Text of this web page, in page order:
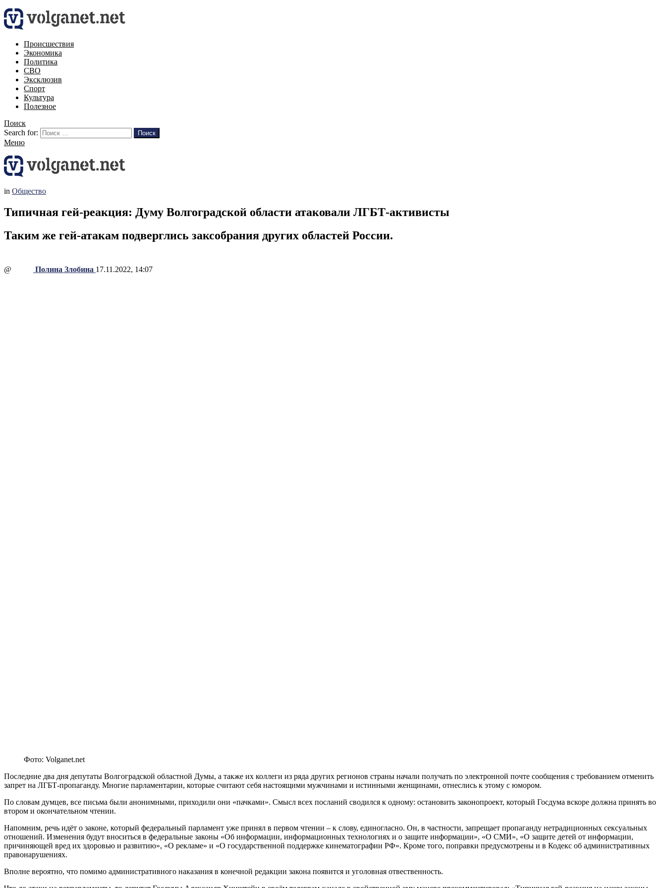
Происшествия
Экономика
Политика
СВО
Эксклюзив
Спорт
Культура
Полезное
Поиск
Search for:
Поиск
Меню
in Общество
Типичная гей-реакция: Думу Волгоградской области атаковали ЛГБТ-активисты
Таким же гей-атакам подверглись заксобрания других областей России.
@ Полина Злобина 17.11.2022, 14:07
Фото: Volganet.net
Последние два дня депутаты Волгоградской областной Думы, а также их коллеги из ряда других регионов страны начали получать по электронной почте сообщения с требованием отменить
запрет на ЛГБТ-пропаганду. Многие парламентарии, которые считают себя настоящими мужчинами и истинными женщинами, отнеслись к этому с юмором.
По словам думцев, все письма были анонимными, приходили они «пачками». Смысл всех посланий сводился к одному: остановить законопроект, который Госдума вскоре должна принять во
втором и окончательном чтении.
Напомним, речь идёт о законе, который федеральный парламент уже принял в первом чтении – к слову, единогласно. Он, в частности, запрещает пропаганду нетрадиционных сексуальных
отношений. Изменения будут вноситься в федеральные законы «Об информации, информационных технологиях и о защите информации», «О СМИ», «О защите детей от информации,
причиняющей вред их здоровью и развитию», «О рекламе» и «О государственной поддержке кинематографии РФ». Кроме того, поправки предусмотрены и в Кодекс об административных
правонарушениях.
Вполне вероятно, что помимо административного наказания в конечной редакции закона появится и уголовная отвественность.